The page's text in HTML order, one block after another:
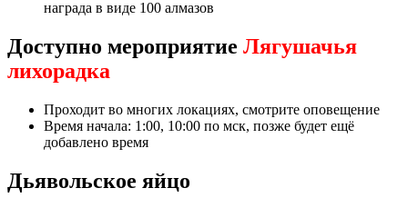
награда в виде 100 алмазов
Доступно мероприятие Лягушачья
лихорадка
Проходит во многих локациях, смотрите оповещение
Время начала: 1:00, 10:00 по мск, позже будет ещё
добавлено время
Дьявольское яйцо